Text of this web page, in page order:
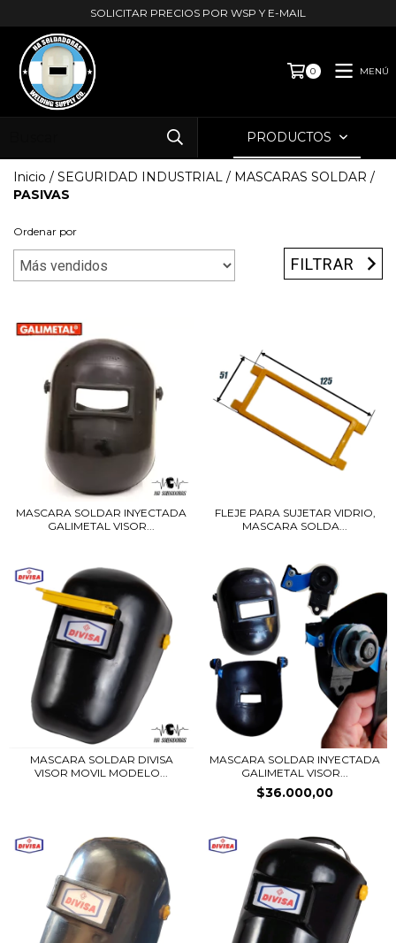
SOLICITAR PRECIOS POR WSP Y E-MAIL
0 MENÚ
PRODUCTOS
Inicio / SEGURIDAD INDUSTRIAL / MASCARAS SOLDAR /
PASIVAS
Ordenar por
FILTRAR
MASCARA SOLDAR INYECTADA
GALIMETAL VISOR...
FLEJE PARA SUJETAR VIDRIO,
MASCARA SOLDA...
MASCARA SOLDAR DIVISA
VISOR MOVIL MODELO...
MASCARA SOLDAR INYECTADA
GALIMETAL VISOR...
$36.000,00